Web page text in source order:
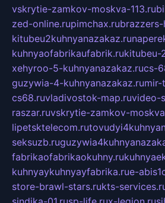
vskrytie-zamkov-moskva-113.ru
zed-online.rupimchax.rubrazzers-
kitubeu2kuhnyanazakaz.ru
kuhnyaofabrikaufabrik.rukitubeu-
xehyroo-5-kuhnyanazakaz.rucs-
guzywia-4-kuhnyanazakaz.rumir-
cs68.ruvladivostok-map.ruvideo-
raszar.ruvskrytie-zamkov-
lipetsktelecom.ru
seksuzb.ru
fabrikaofabrikaokuhny.ru
kuhnyaykuhnyayfabrika.rue-
store-brawl-stars.rukts-